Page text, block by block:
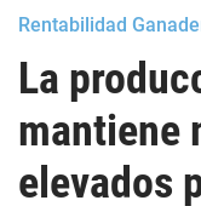
Rentabilidad
La
mantiene
elevados